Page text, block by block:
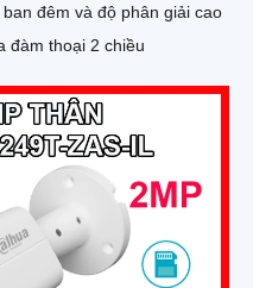
đêm và độ phân giải cao
đàm thoại 2 chiều